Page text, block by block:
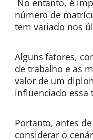
No entanto, é
número de
tem variado nos
Alguns fatores,
de trabalho e as
valor de um
influenciado essa
Portanto, antes
considerar o